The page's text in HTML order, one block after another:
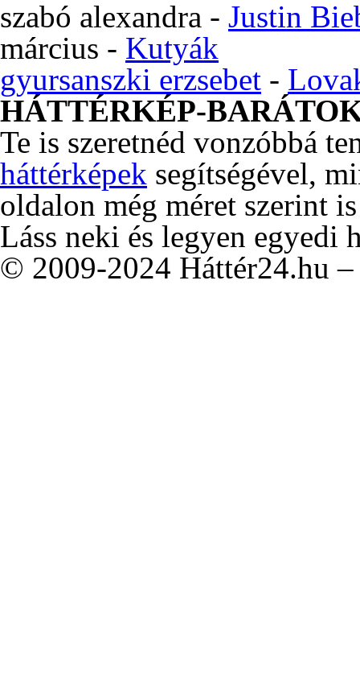
szabó alexandra - Justin
március - Kutyák
gyursanszki erzsebet -
HÁTTÉRKÉP-
Te is szeretnéd vonzóbbá
háttérképek segítségével,
oldalon még méret szerint
Láss neki és legyen egyedi
© 2009-2024 Háttér24.hu